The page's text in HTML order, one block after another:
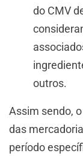
do CMV
outros.
Assim sendo,
das
período